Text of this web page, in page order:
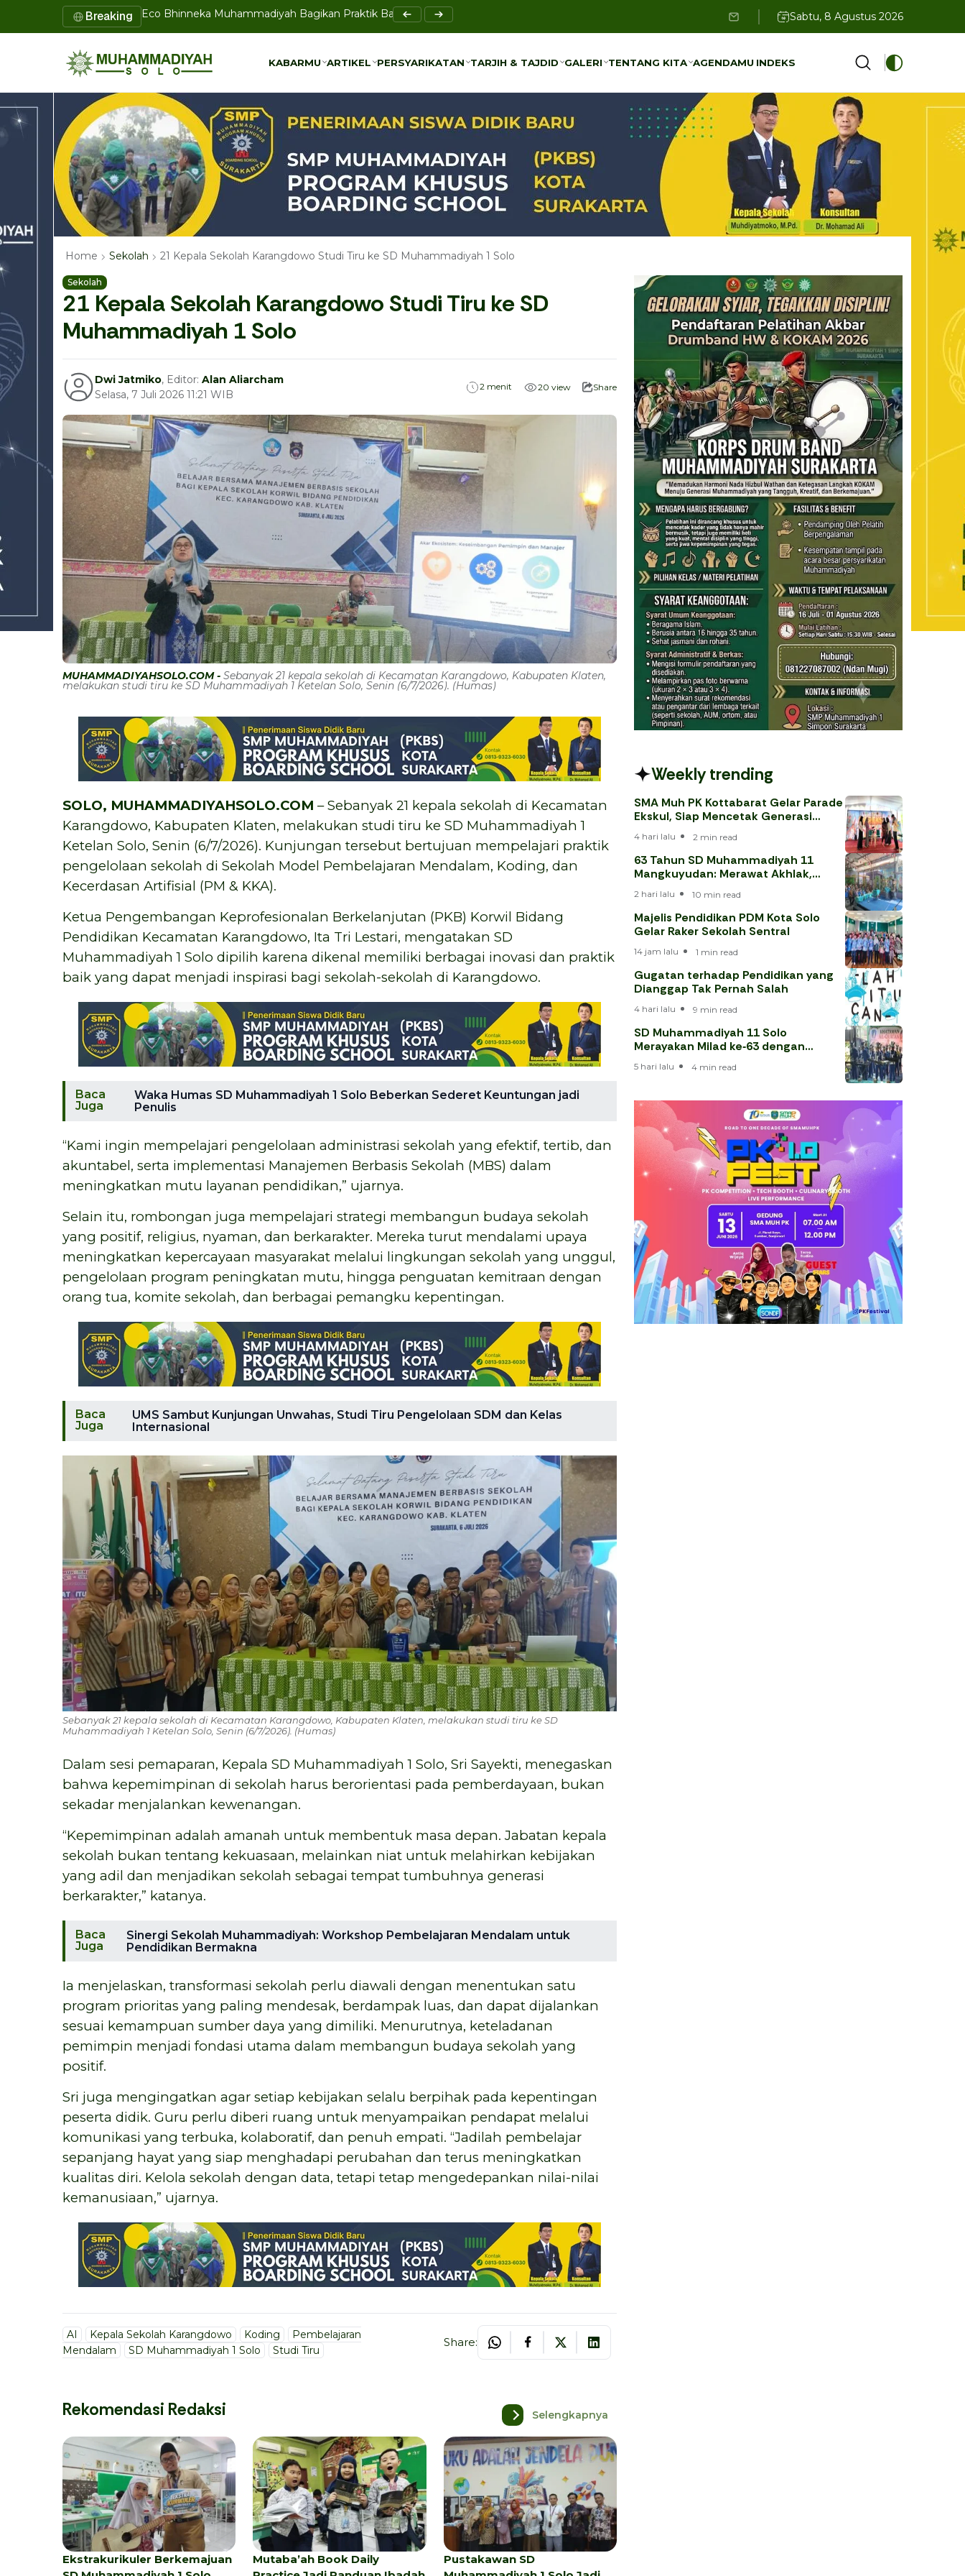
Breaking
Lazismu SD Muhammadiyah PK Solo Perkuat Akses Pendidikan Anak Prasejahtera di Blulukan
Sabtu, 8 Agustus 2026
KABARMU ARTIKEL PERSYARIKATAN TARJIH & TAJDID GALERI TENTANG KITA AGENDAMU INDEKS
Home Sekolah 21 Kepala Sekolah Karangdowo Studi Tiru ke SD Muhammadiyah 1 Solo
Sekolah
21 Kepala Sekolah Karangdowo Studi Tiru ke SD
Muhammadiyah 1 Solo
Dwi Jatmiko, Editor: Alan Aliarcham
Selasa, 7 Juli 2026 11:21 WIB
2 menit 20 view Share
MUHAMMADIYAHSOLO.COM - Sebanyak 21 kepala sekolah di Kecamatan Karangdowo, Kabupaten Klaten,
melakukan studi tiru ke SD Muhammadiyah 1 Ketelan Solo, Senin (6/7/2026). (Humas)
SOLO, MUHAMMADIYAHSOLO.COM – Sebanyak 21 kepala sekolah di Kecamatan
Karangdowo, Kabupaten Klaten, melakukan studi tiru ke SD Muhammadiyah 1
Ketelan Solo, Senin (6/7/2026). Kunjungan tersebut bertujuan mempelajari praktik
pengelolaan sekolah di Sekolah Model Pembelajaran Mendalam, Koding, dan
Kecerdasan Artifisial (PM & KKA).
Ketua Pengembangan Keprofesionalan Berkelanjutan (PKB) Korwil Bidang
Pendidikan Kecamatan Karangdowo, Ita Tri Lestari, mengatakan SD
Muhammadiyah 1 Solo dipilih karena dikenal memiliki berbagai inovasi dan praktik
baik yang dapat menjadi inspirasi bagi sekolah-sekolah di Karangdowo.
Baca
Juga
Waka Humas SD Muhammadiyah 1 Solo Beberkan Sederet Keuntungan jadi
Penulis
“Kami ingin mempelajari pengelolaan administrasi sekolah yang efektif, tertib, dan
akuntabel, serta implementasi Manajemen Berbasis Sekolah (MBS) dalam
meningkatkan mutu layanan pendidikan,” ujarnya.
Selain itu, rombongan juga mempelajari strategi membangun budaya sekolah
yang positif, religius, nyaman, dan berkarakter. Mereka turut mendalami upaya
meningkatkan kepercayaan masyarakat melalui lingkungan sekolah yang unggul,
pengelolaan program peningkatan mutu, hingga penguatan kemitraan dengan
orang tua, komite sekolah, dan berbagai pemangku kepentingan.
Baca
Juga
UMS Sambut Kunjungan Unwahas, Studi Tiru Pengelolaan SDM dan Kelas
Internasional
Sebanyak 21 kepala sekolah di Kecamatan Karangdowo, Kabupaten Klaten, melakukan studi tiru ke SD
Muhammadiyah 1 Ketelan Solo, Senin (6/7/2026). (Humas)
Dalam sesi pemaparan, Kepala SD Muhammadiyah 1 Solo, Sri Sayekti, menegaskan
bahwa kepemimpinan di sekolah harus berorientasi pada pemberdayaan, bukan
sekadar menjalankan kewenangan.
“Kepemimpinan adalah amanah untuk membentuk masa depan. Jabatan kepala
sekolah bukan tentang kekuasaan, melainkan niat untuk melahirkan kebijakan
yang adil dan menjadikan sekolah sebagai tempat tumbuhnya generasi
berkarakter,” katanya.
Baca
Juga
Sinergi Sekolah Muhammadiyah: Workshop Pembelajaran Mendalam untuk
Pendidikan Bermakna
Ia menjelaskan, transformasi sekolah perlu diawali dengan menentukan satu
program prioritas yang paling mendesak, berdampak luas, dan dapat dijalankan
sesuai kemampuan sumber daya yang dimiliki. Menurutnya, keteladanan
pemimpin menjadi fondasi utama dalam membangun budaya sekolah yang
positif.
Sri juga mengingatkan agar setiap kebijakan selalu berpihak pada kepentingan
peserta didik. Guru perlu diberi ruang untuk menyampaikan pendapat melalui
komunikasi yang terbuka, kolaboratif, dan penuh empati. “Jadilah pembelajar
sepanjang hayat yang siap menghadapi perubahan dan terus meningkatkan
kualitas diri. Kelola sekolah dengan data, tetapi tetap mengedepankan nilai-nilai
kemanusiaan,” ujarnya.
AI Kepala Sekolah Karangdowo Koding
Pembelajaran
Mendalam
SD Muhammadiyah 1 Solo Studi Tiru
Share:
Rekomendasi Redaksi Selengkapnya
Ekstrakurikuler Berkemajuan
Mutaba’ah Book Daily
Pustakawan SD
Weekly trending
SMA Muh PK Kottabarat Gelar Parade
Ekskul, Siap Mencetak Generasi
4 hari lalu 2 min read
63 Tahun SD Muhammadiyah 11
Mangkuyudan: Merawat Akhlak,
2 hari lalu 10 min read
Majelis Pendidikan PDM Kota Solo
Gelar Raker Sekolah Sentral
14 jam lalu 1 min read
Gugatan terhadap Pendidikan yang
Dianggap Tak Pernah Salah
4 hari lalu 9 min read
SD Muhammadiyah 11 Solo
Merayakan Milad ke‑63 dengan
5 hari lalu 4 min read